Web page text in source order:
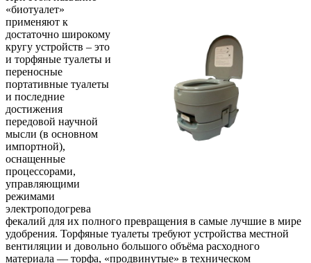
«биотуалет»
применяют к
достаточно широкому
кругу устройств – это
и торфяные туалеты и
переносные
портативные туалеты
и последние
достижения
передовой научной
мысли (в основном
импортной),
оснащенные
процессорами,
управляющими
режимами
электроподогрева
фекалий для их полного превращения в самые лучшие в мире
удобрения. Торфяные туалеты требуют устройства местной
вентиляции и довольно большого объёма расходного
материала — торфа, «продвинутые» в техническом